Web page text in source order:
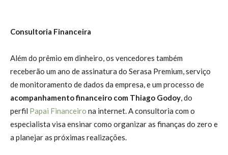
Consultoria Financeira
Além do prêmio em dinheiro, os vencedores também
receberão um ano de assinatura do Serasa Premium, serviço
de monitoramento de dados da empresa, e um processo de
acompanhamento financeiro com Thiago Godoy , do
perfil Papai Financeiro na internet. A consultoria com o
especialista visa ensinar como organizar as finanças do zero e
a planejar as próximas realizações.